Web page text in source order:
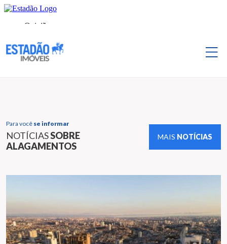
Para você se informar
NOTÍCIASSOBRE
ALAGAMENTOS
MAIS NOTÍCIAS